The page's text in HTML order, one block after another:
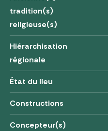
tradition(s)
religieuse(s)
Hiérarchisation
régionale
État du lieu
Constructions
Concepteur(s)